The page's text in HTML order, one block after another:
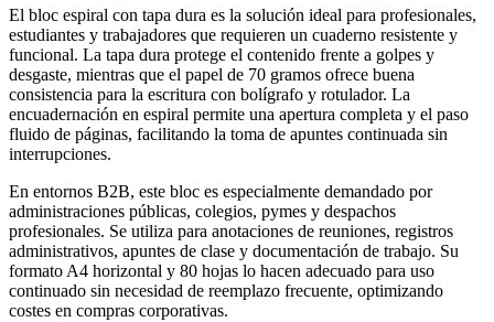
El bloc espiral con tapa dura es la solución ideal para profesionales,
estudiantes y trabajadores que requieren un cuaderno resistente y
funcional. La tapa dura protege el contenido frente a golpes y
desgaste, mientras que el papel de 70 gramos ofrece buena
consistencia para la escritura con bolígrafo y rotulador. La
encuadernación en espiral permite una apertura completa y el paso
fluido de páginas, facilitando la toma de apuntes continuada sin
interrupciones.
En entornos B2B, este bloc es especialmente demandado por
administraciones públicas, colegios, pymes y despachos
profesionales. Se utiliza para anotaciones de reuniones, registros
administrativos, apuntes de clase y documentación de trabajo. Su
formato A4 horizontal y 80 hojas lo hacen adecuado para uso
continuado sin necesidad de reemplazo frecuente, optimizando
costes en compras corporativas.